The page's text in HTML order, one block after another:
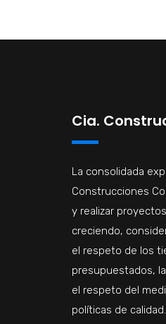
Cia.
La consolidada
Construcciones
y realizar
creciendo,
el respeto de los
presupuestados,
el respeto del
políticas de calidad.